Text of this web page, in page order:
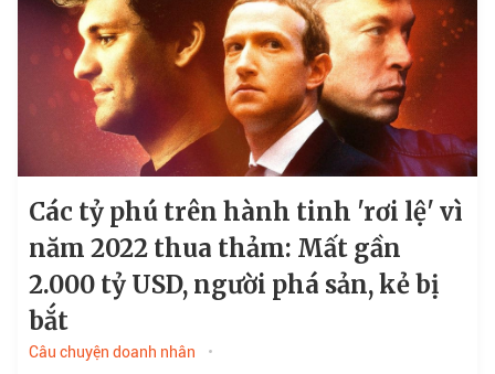
Các tỷ phú trên hành tinh 'rơi lệ' vì
năm 2022 thua thảm: Mất gần
2.000 tỷ USD, người phá sản, kẻ bị
bắt
Câu chuyện doanh nhân